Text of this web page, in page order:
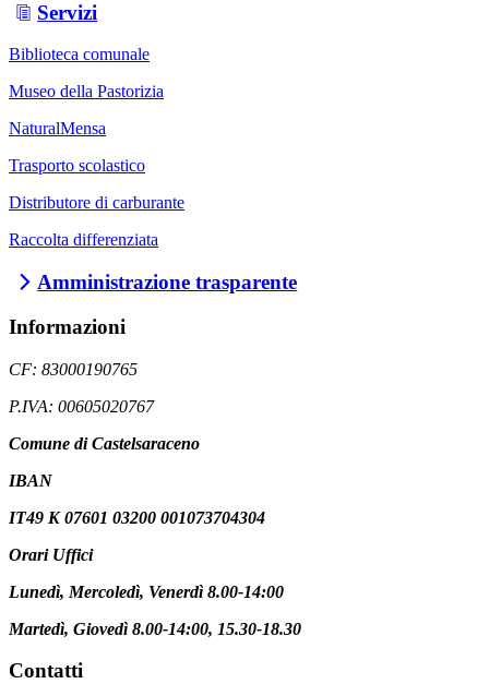
Servizi
Biblioteca comunale
Museo della Pastorizia
NaturalMensa
Trasporto scolastico
Distributore di carburante
Raccolta differenziata
Amministrazione trasparente
Informazioni
CF: 83000190765
P.IVA: 00605020767
Comune di Castelsaraceno
IBAN
IT49 K 07601 03200 001073704304
Orari Uffici
Lunedì, Mercoledì, Venerdì 8.00-14:00
Martedì, Giovedì 8.00-14:00, 15.30-18.30
Contatti